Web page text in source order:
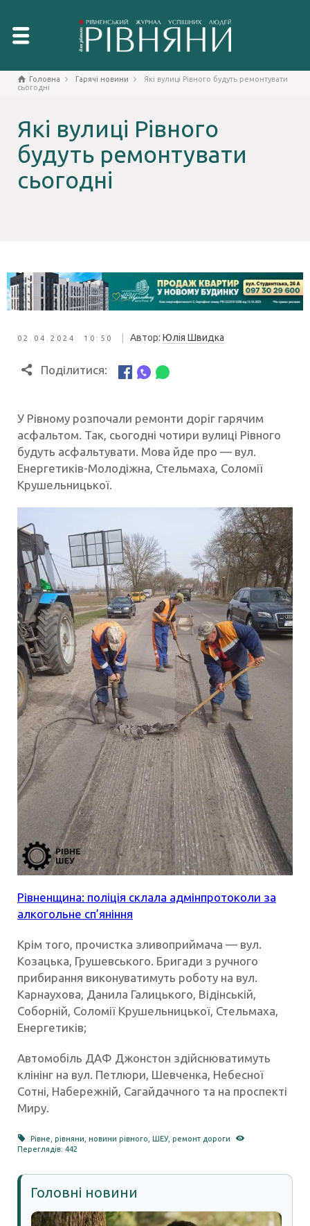
Головна Гарячі новини
Які вулиці Рівного будуть ремонтувати
сьогодні
Які вулиці Рівного
будуть ремонтувати
сьогодні
02.04.2024 10:50 Автор: Юлія Швидка
Поділитися:
У Рівному розпочали ремонти доріг гарячим
асфальтом. Так, сьогодні чотири вулиці Рівного
будуть асфальтувати. Мова йде про — вул.
Енергетиків-Молодіжна, Стельмаха, Соломії
Крушельницької.
Рівненщина: поліція склала адмінпротоколи за
алкогольне сп’яніння
Крім того, прочистка зливоприймача — вул.
Козацька, Грушевського. Бригади з ручного
прибирання виконуватимуть роботу на вул.
Карнаухова, Данила Галицького, Відінській,
Соборній, Соломії Крушельницької, Стельмаха,
Енергетиків;
Автомобіль ДАФ Джонстон здійснюватимуть
клінінг на вул. Петлюри, Шевченка, Небесної
Сотні, Набережній, Сагайдачного та на проспекті
Миру.
Рівне ,рівняни ,новини рівного ,ШЕУ,ремонт дороги
Переглядів: 442
Головні новини